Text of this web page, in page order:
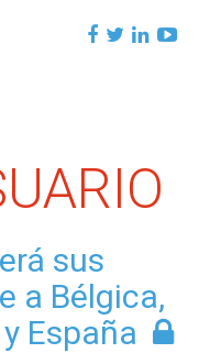
sus
a Bélgica,
España